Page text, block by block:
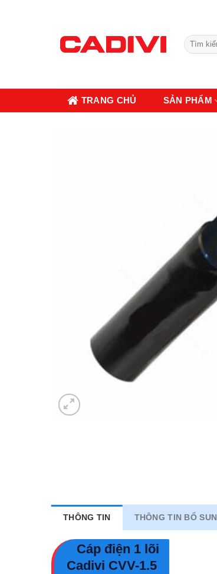
Tìm
kiếm:
TRANG CHỦ SẢN PHẨM
THÔNG TIN THÔNG TIN BỔ
Cáp điện 1 lõi
Cadivi CVV-1.5